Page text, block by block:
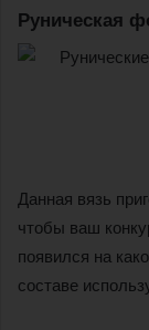
Руническая
Данная вязь
чтобы ваш
появился на
составе